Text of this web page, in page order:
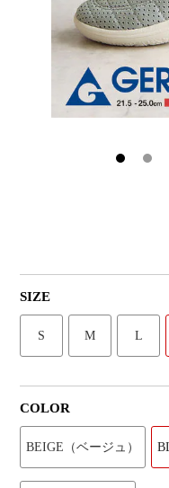
SIZE
S M L
COLOR
BEIGE（ベージュ）